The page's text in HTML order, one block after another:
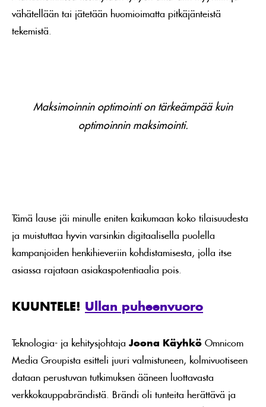
vähätellään tai jätetään huomioimatta pitkäjänteistä
tekemistä.
Maksimoinnin optimointi on tärkeämpää kuin
optimoinnin maksimointi.
Tämä lause jäi minulle eniten kaikumaan koko tilaisuudesta
ja muistuttaa hyvin varsinkin digitaalisella puolella
kampanjoiden henkihieveriin kohdistamisesta, jolla itse
asiassa rajataan asiakaspotentiaalia pois.
KUUNTELE! Ullan puheenvuoro
Teknologia- ja kehitysjohtaja Joona Käyhkö Omnicom
Media Groupista esitteli juuri valmistuneen, kolmivuotiseen
dataan perustuvan tutkimuksen ääneen luottavasta
verkkokauppabrändistä. Brändi oli tunteita herättävä ja